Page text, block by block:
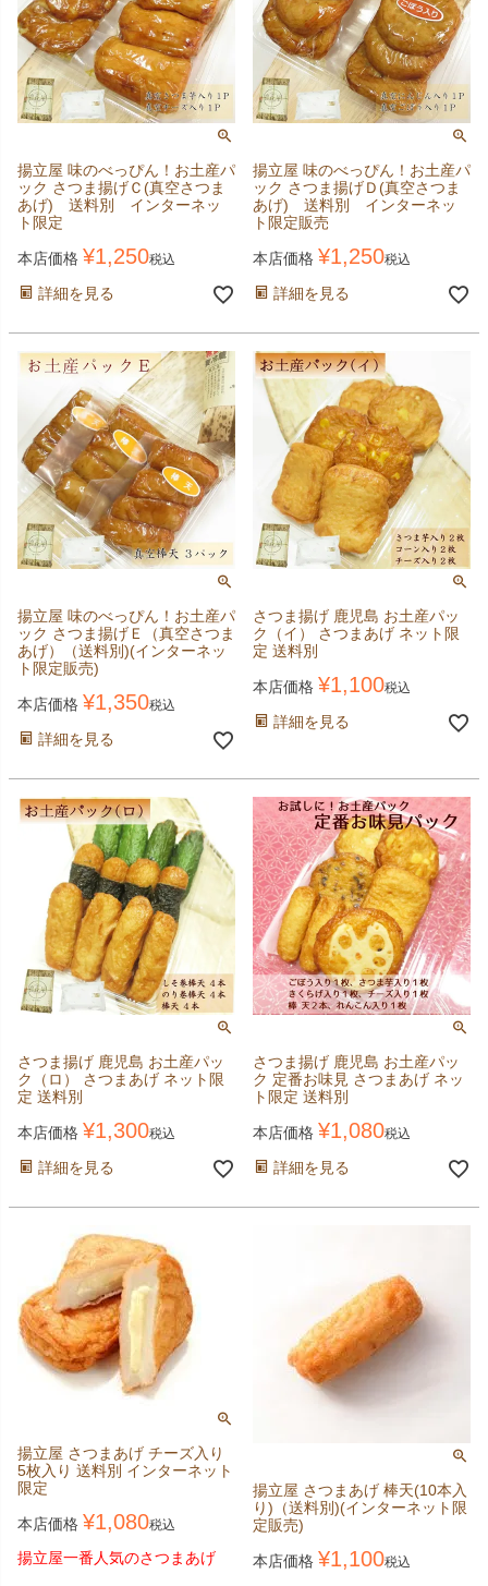
揚立屋 味のべっぴん！お土産パ
ック さつま揚げＣ(真空さつま
あげ) 送料別 インターネッ
ト限定
本店価格 ¥1,250税込
詳細を見る
揚立屋 味のべっぴん！お土産パ
ック さつま揚げＤ(真空さつま
あげ) 送料別 インターネッ
ト限定販売
本店価格 ¥1,250税込
詳細を見る
揚立屋 味のべっぴん！お土産パ
ック さつま揚げＥ（真空さつま
あげ）（送料別)(インターネッ
ト限定販売)
本店価格 ¥1,350税込
詳細を見る
さつま揚げ 鹿児島 お土産パッ
ク（イ） さつまあげ ネット限
定 送料別
本店価格 ¥1,100税込
詳細を見る
さつま揚げ 鹿児島 お土産パッ
ク（ロ） さつまあげ ネット限
定 送料別
本店価格 ¥1,300税込
詳細を見る
さつま揚げ 鹿児島 お土産パッ
ク 定番お味見 さつまあげ ネッ
ト限定 送料別
本店価格 ¥1,080税込
詳細を見る
揚立屋 さつまあげ チーズ入り
5枚入り 送料別 インターネット
限定
本店価格 ¥1,080税込
揚立屋一番人気のさつまあげ
揚立屋 さつまあげ 棒天(10本入
り)（送料別)(インターネット限
定販売)
本店価格 ¥1,100税込